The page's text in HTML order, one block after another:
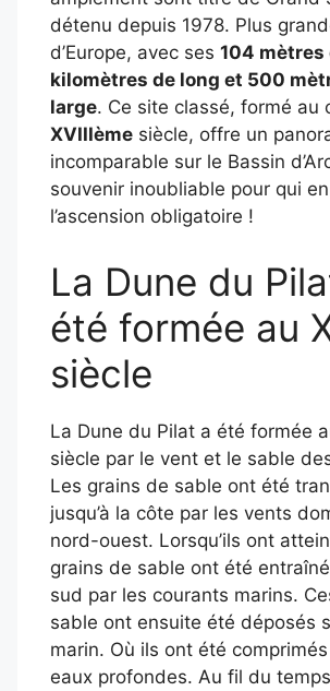
détenu depuis 1978. Plus
d’Europe, avec ses 104 mètres
kilomètres de long et 500
large. Ce site classé, formé au
XVIIIème siècle, offre un
incomparable sur le Bassin
souvenir inoubliable pour qui
l’ascension obligatoire !
La Dune du
été formée au
siècle
La Dune du Pilat a été formée
siècle par le vent et le sable
Les grains de sable ont été
jusqu’à la côte par les vents
nord-ouest. Lorsqu’ils ont
grains de sable ont été
sud par les courants marins.
sable ont ensuite été déposés
marin. Où ils ont été
eaux profondes. Au fil du